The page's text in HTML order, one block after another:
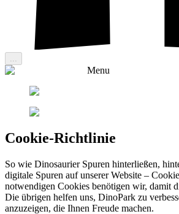
...
Menu
Cookie-Richtlinie
So wie Dinosaurier Spuren hinterließen,
digitale Spuren auf unserer Website –
notwendigen Cookies benötigen wir, damit
Die übrigen helfen uns, DinoPark zu
anzuzeigen, die Ihnen Freude machen.